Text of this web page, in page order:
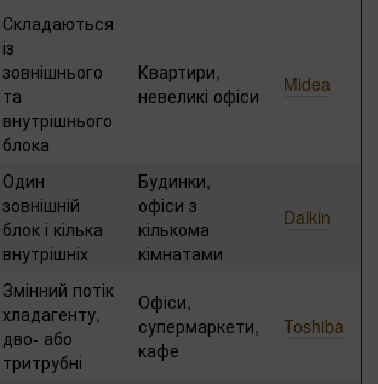
Складаються
із
зовнішнього
та
внутрішнього
блока
Квартири,
невеликі офіси
Midea
Один
зовнішній
блок і кілька
внутрішніх
Будинки,
офіси з
кількома
кімнатами
Daikin
Змінний потік
хладагенту,
дво- або
тритрубні
Офіси,
супермаркети,
кафе
Toshiba